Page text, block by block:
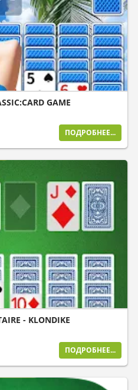
GAME
ПОДРОБНЕЕ...
- KLONDIKE
ПОДРОБНЕЕ...